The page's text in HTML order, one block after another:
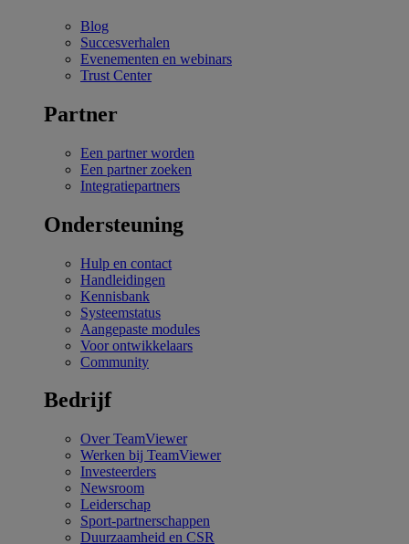
Blog
Succesverhalen
Evenementen en webinars
Trust Center
Partner
Een partner worden
Een partner zoeken
Integratiepartners
Ondersteuning
Hulp en contact
Handleidingen
Kennisbank
Systeemstatus
Aangepaste modules
Voor ontwikkelaars
Community
Bedrijf
Over TeamViewer
Werken bij TeamViewer
Investeerders
Newsroom
Leiderschap
Sport-partnerschappen
Duurzaamheid en CSR